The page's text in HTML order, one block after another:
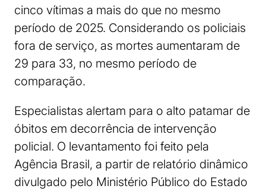
cinco vítimas a mais do que no mesmo
período de 2025. Considerando os policiais
fora de serviço, as mortes aumentaram de
29 para 33, no mesmo período de
comparação.
Especialistas alertam para o alto patamar de
óbitos em decorrência de intervenção
policial. O levantamento foi feito pela
Agência Brasil, a partir de relatório dinâmico
divulgado pelo Ministério Público do Estado